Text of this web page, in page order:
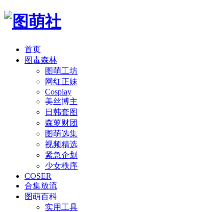
首页
图毒森林
图萌工坊
网红正妹
Cosplay
美丝博主
日韩套图
森萝财团
图萌选集
视频精选
紧急企划
少女秩序
COSER
合集放流
图萌百科
实用工具